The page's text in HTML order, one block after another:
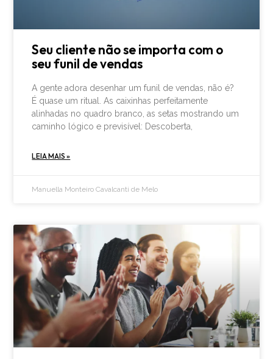
Seu cliente não se importa com o
seu funil de vendas
A gente adora desenhar um funil de vendas, não é?
É quase um ritual. As caixinhas perfeitamente
alinhadas no quadro branco, as setas mostrando um
caminho lógico e previsível: Descoberta,
LEIA MAIS »
Manuella Monteiro Cavalcanti de Melo